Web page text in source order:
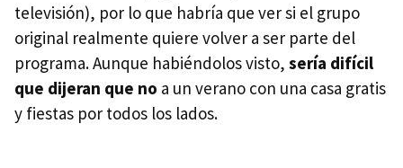
televisión), por lo que habría que ver si el grupo
original realmente quiere volver a ser parte del
programa. Aunque habiéndolos visto, sería difícil
que dijeran que no a un verano con una casa gratis
y fiestas por todos los lados.